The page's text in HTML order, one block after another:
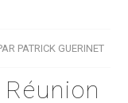
PATRICK GUERINET